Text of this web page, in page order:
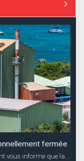
fermée
vous informe que la...